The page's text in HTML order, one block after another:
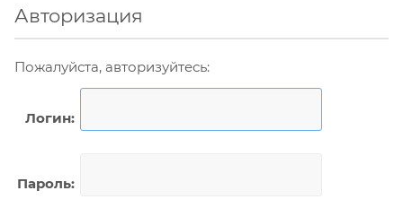
Авторизация
Пожалуйста, авторизуйтесь:
Логин:
Пароль: